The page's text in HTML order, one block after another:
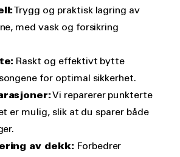
Trygg og praktisk lagring av
med vask og forsikring
Raskt og effektivt bytte
for optimal sikkerhet.
Vi reparerer punkterte
er mulig, slik at du sparer både
av dekk:Forbedrer